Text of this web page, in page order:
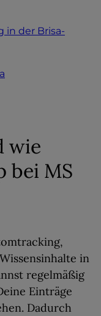
in der Brisa-
wie
bei MS
in
regelmäßig
Einträge
Dadurch